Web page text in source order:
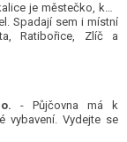
je městečko, kde
Spadají sem i místní
Ratibořice, Zlíč a
- Půjčovna má k
vybavení. Vydejte se